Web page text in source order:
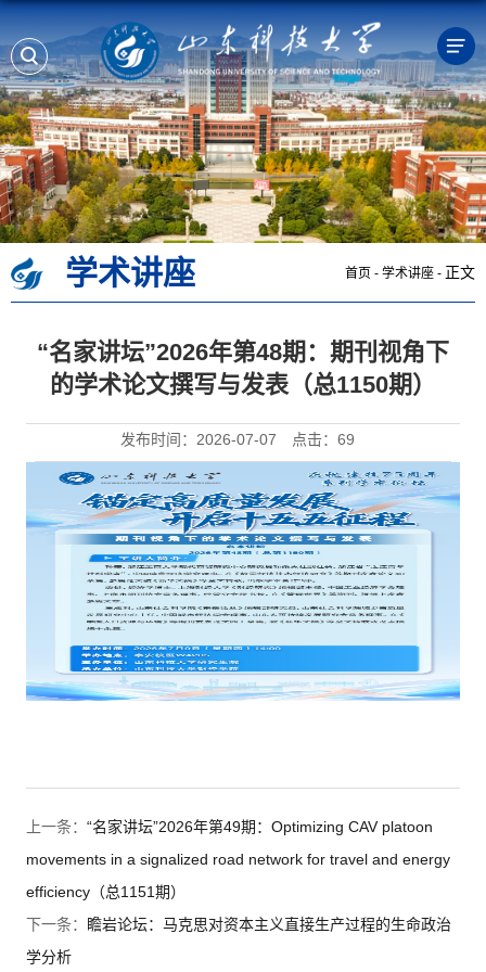
学术讲座 首页 - 学术讲座 - 正文
“名家讲坛”2026年第48期：期刊视角下
的学术论文撰写与发表（总1150期）
发布时间：2026-07-07 点击： 69
上一条：“名家讲坛”2026年第49期：Optimizing CAV platoon
movements in a signalized road network for travel and energy
efficiency（总1151期）
下一条：
瞻岩论坛：马克思对资本主义直接生产过程的生命政治
学分析